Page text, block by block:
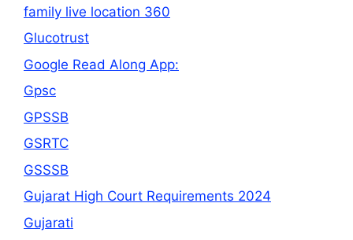
family live location 360
Glucotrust
Google Read Along App:
Gpsc
GPSSB
GSRTC
GSSSB
Gujarat High Court Requirements 2024
Gujarati